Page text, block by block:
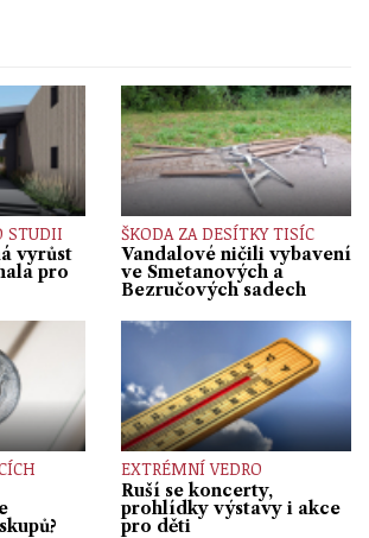
STUDII
vyrůst
pro
ŠKODA ZA DESÍTKY TISÍC
Vandalové ničili vybavení
ve Smetanových a
Bezručových sadech
EXTRÉMNÍ VEDRO
Ruší se koncerty,
prohlídky výstavy i akce
pro děti